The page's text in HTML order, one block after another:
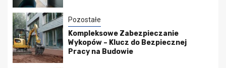
Pozostałe
Kompleksowe Zabezpieczanie
Wykopów – Klucz do Bezpiecznej
Pracy na Budowie